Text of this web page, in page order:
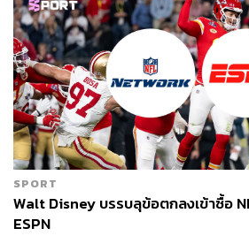
กระทั่งช่วงปลายยุค 90s แบรดได้มีโอ
แอนิเมชันเรื่องThe Iron Giant(1999)
บราเธอร์สซึ่งเขาเขียนบทและกำกับเ
ภาพยนตร์จะไม่ประสบความสำเร็จบ
การโปรโมตและแผนการตลาดที่ผิดพ
The Iron Giantก็ได้กลายเป็นหนึ่งในก
ทำการ์ตูนในยุคหลัง
ผลงานดังกล่าวยังไปต้องตาต้องใจเพื่อน
จอห์น แลสซีเตอร์หนึ่งในผู้ก่อตั้งพิกซาร์
แบรดได้มีโอกาสร่วมงานกับพิกซาร์ในโ
SPORT
Walt Disney บรรบลุข้อตกลงเข้าซื้อ
ESPN